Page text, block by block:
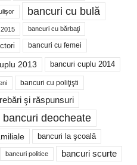
bancuri cu bulă
bancuri cu bărbaţi
bancuri cu femei
2013 bancuri cuplu 2014
bancuri cu poliţişti
şi răspunsuri
bancuri deocheate
bancuri la şcoală
bancuri politice bancuri scurte